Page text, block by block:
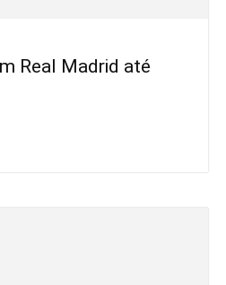
Real Madrid até